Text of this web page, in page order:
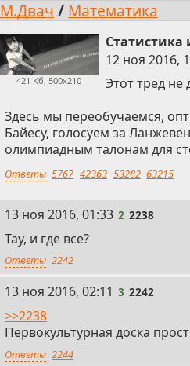
М.Двач / Математика
421 Кб, 500x210
12 ноя 2016,
Этот тред не
Здесь мы переобучаемся,
Байесу, голосуем за
олимпиадным талонам для
Ответы 5767 42363 53282 63215
2
13 ноя 2016, 01:33 2 2238
Тау, и где все?
Ответы 2242
3
13 ноя 2016, 02:11 3 2242
>>2238
Первокультурная доска
Ответы 2244